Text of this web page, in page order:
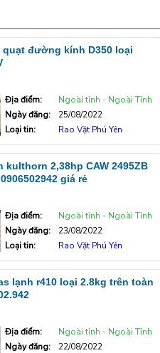
quạt đường kính D350 loại
Địa điểm:
Ngoài tỉnh - Ngoài Tỉnh
Ngày đăng:
25/08/2022
Loại tin:
Rao Vặt Phú Yên
kulthorn 2,38hp CAW 2495ZB
giá rẻ
Địa điểm:
Ngoài tỉnh - Ngoài Tỉnh
Ngày đăng:
23/08/2022
Loại tin:
Rao Vặt Phú Yên
lạnh r410 loại 2.8kg trên toàn
Địa điểm:
Ngoài tỉnh - Ngoài Tỉnh
Ngày đăng:
22/08/2022